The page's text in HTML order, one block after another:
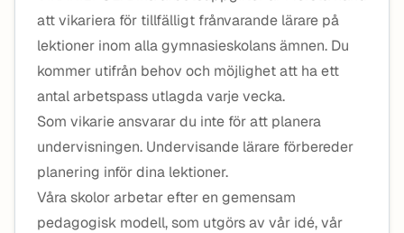
att vikariera för tillfälligt frånvarande lärare på
lektioner inom alla gymnasieskolans ämnen. Du
kommer utifrån behov och möjlighet att ha ett
antal arbetspass utlagda varje vecka.
Som vikarie ansvarar du inte för att planera
undervisningen. Undervisande lärare förbereder
planering inför dina lektioner.
Våra skolor arbetar efter en gemensam
pedagogisk modell, som utgörs av vår idé, vår